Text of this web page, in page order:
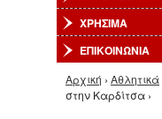
ΧΡΗΣΙΜΑ
ΕΠΙΚΟΙΝΩΝΙΑ
Είστε εδώ
Αρχική › Αθλητικά
στην Καρδίτσα ›